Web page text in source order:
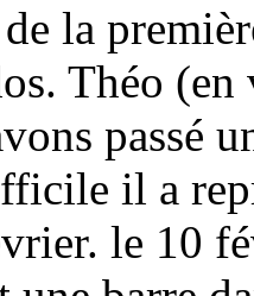
la
Théo (en
passé
il a
le 10